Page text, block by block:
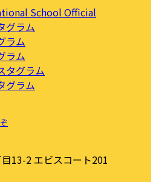
School Official
グラム
ラム
ラム
タグラム
グラム
13-2 エビスコート201